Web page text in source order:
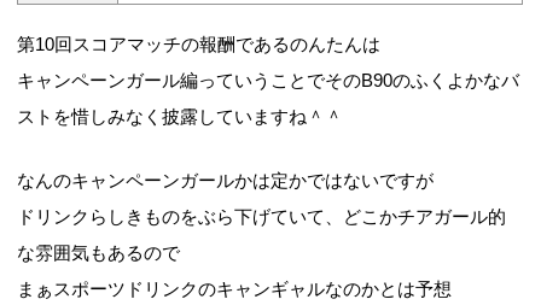
第10回スコアマッチの報酬であるのんたんは
キャンペーンガール編っていうことでそのB90のふくよかなバ
ストを惜しみなく披露していますね＾＾
なんのキャンペーンガールかは定かではないですが
ドリンクらしきものをぶら下げていて、どこかチアガール的
な雰囲気もあるので
まぁスポーツドリンクのキャンギャルなのかとは予想